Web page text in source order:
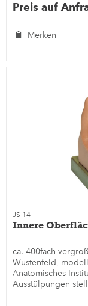
Preis auf
Merken
JS 14
Innere
ca. 400fach
Wüstenfeld,
Anatomisches
Ausstülpungen